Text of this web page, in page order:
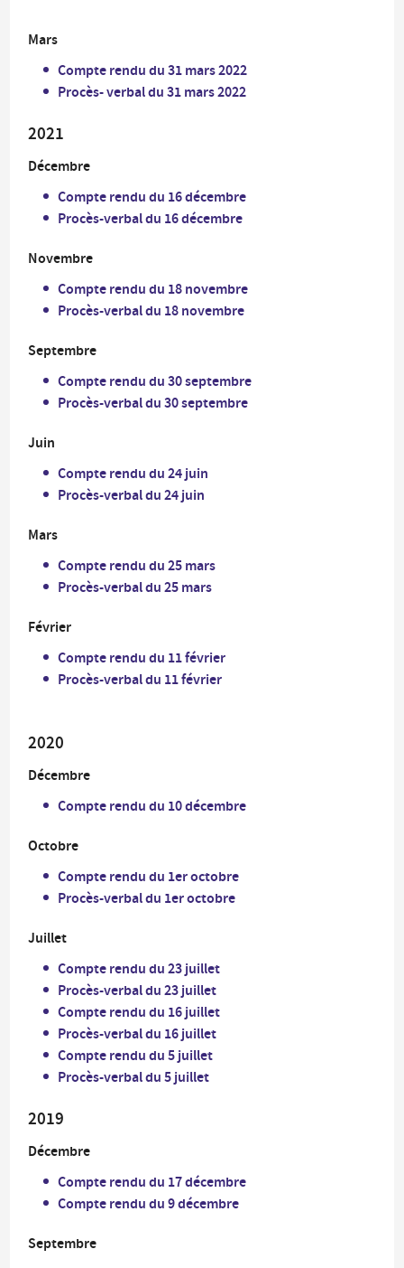
Mars
Compte rendu du 31 mars 2022
Procès- verbal du 31 mars 2022
2021
Décembre
Compte rendu du 16 décembre
Procès-verbal du 16 décembre
Novembre
Compte rendu du 18 novembre
Procès-verbal du 18 novembre
Septembre
Compte rendu du 30 septembre
Procès-verbal du 30 septembre
Juin
Compte rendu du 24 juin
Procès-verbal du 24 juin
Mars
Compte rendu du 25 mars
Procès-verbal du 25 mars
Février
Compte rendu du 11 février
Procès-verbal du 11 février
2020
Décembre
Compte rendu du 10 décembre
Octobre
Compte rendu du 1er octobre
Procès-verbal du 1er octobre
Juillet
Compte rendu du 23 juillet
Procès-verbal du 23 juillet
Compte rendu du 16 juillet
Procès-verbal du 16 juillet
Compte rendu du 5 juillet
Procès-verbal du 5 juillet
2019
Décembre
Compte rendu du 17 décembre
Compte rendu du 9 décembre
Septembre